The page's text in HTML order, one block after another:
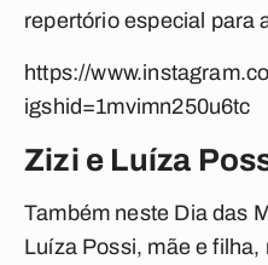
repertório especial para
https://
igshid=1mvimn250u6tc
Zizi e Luíza
Também neste Dia das
Luíza Possi, mãe e